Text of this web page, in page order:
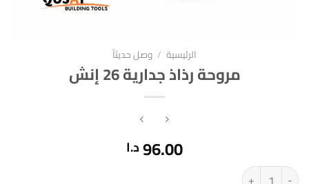
الرئيسية / وصل حديثاً
مروحة رذاذ جدارية 26 إنش
96.00د.ا
كمية مروحة رذاذ جدارية 26 إنش